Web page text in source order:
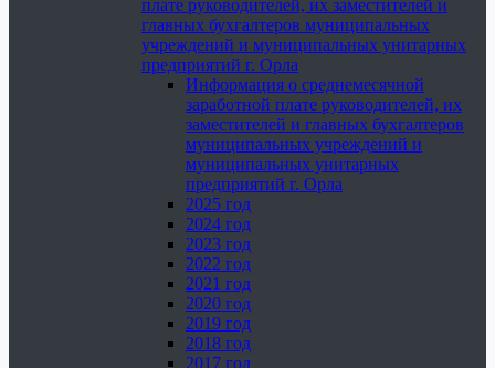
плате руководителей, их заместителей и
главных бухгалтеров муниципальных
учреждений и муниципальных унитарных
предприятий г. Орла
Информация о среднемесячной
заработной плате руководителей, их
заместителей и главных бухгалтеров
муниципальных учреждений и
муниципальных унитарных
предприятий г. Орла
2025 год
2024 год
2023 год
2022 год
2021 год
2020 год
2019 год
2018 год
2017 год